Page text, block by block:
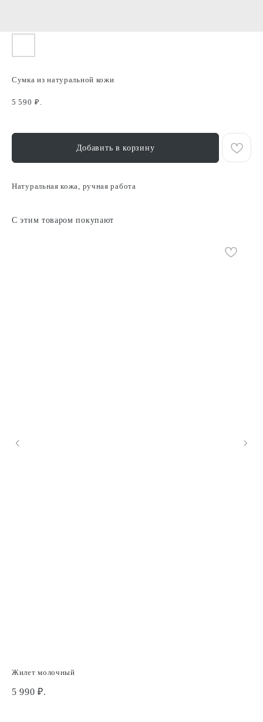
Сумка из натуральной кожи
5 590 ₽.
Добавить в корзину
Натуральная кожа, ручная работа
С этим товаром покупают
Жилет молочный
5 990 ₽.